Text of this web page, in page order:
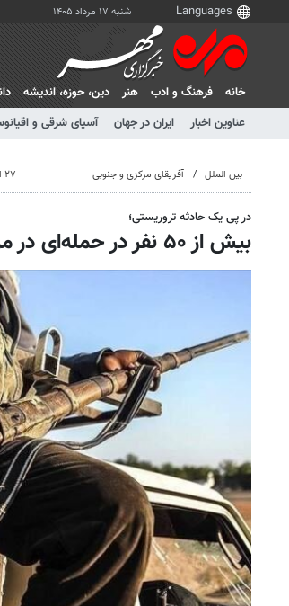
شنبه ۱۷ مرداد ۱۴۰۵
خانه فرهنگ و ادب هنر دين، حوزه، انديشه
عناوین اخبار
ایران در جهان آسیای شرقی و
بین الملل آفریقای مرکزی و جنوبی ۲۷ اسفند ۱۳۹۹، ۸:۴۱
در پی یک حادثه تروریستی؛
بیش از ۵۰ نفر در حمله‌ای در مرز نیجر جان باختند